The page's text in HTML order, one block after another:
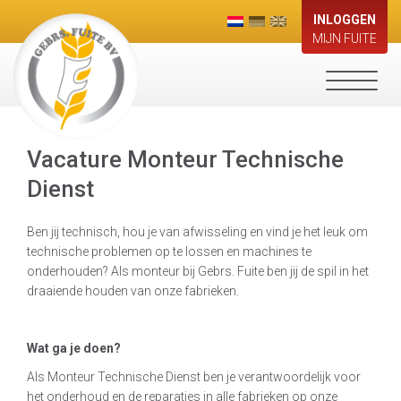
INLOGGEN
MIJN FUITE
Toggle
Vacature Monteur Technische
Dienst
Ben jij technisch, hou je van afwisseling en vind je het leuk om
technische problemen op te lossen en machines te
onderhouden? Als monteur bij Gebrs. Fuite ben jij de spil in het
draaiende houden van onze fabrieken.
Wat ga je doen?
Als Monteur Technische Dienst ben je verantwoordelijk voor
het onderhoud en de reparaties in alle fabrieken op onze